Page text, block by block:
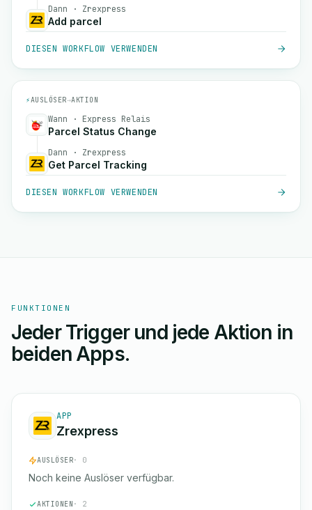
Dann · Zrexpress
Add parcel
DIESEN WORKFLOW VERWENDEN
⚡AUSLÖSER→AKTION
Wann · Express Relais
Parcel Status Change
Dann · Zrexpress
Get Parcel Tracking
DIESEN WORKFLOW VERWENDEN
FUNKTIONEN
Jeder Trigger und jede Aktion in
beiden Apps.
APP
Zrexpress
AUSLÖSER· 0
Noch keine Auslöser verfügbar.
AKTIONEN · 2